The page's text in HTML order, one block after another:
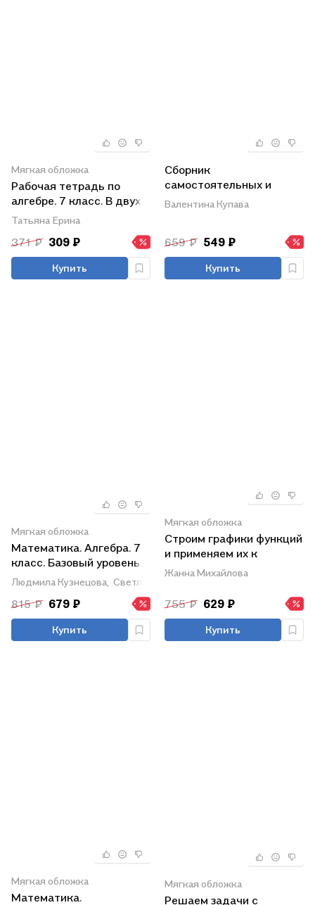
Мягкая обложка
Рабочая тетрадь по
алгебре. 7 класс. В двух
частях. Часть 2. К
учебнику Ю.Н.
Макарычева и др.
"Математика. Алгебра. 7
класс. Базовый уровень"
Татьяна Ерина
371 ₽ 309 ₽
Купить
Сборник
самостоятельных и
контрольных работ.
Алгебра. 7 класс
Валентина Купава
659 ₽ 549 ₽
Купить
Мягкая обложка
Математика. Алгебра. 7
класс. Базовый уровень.
Дидактические
материалы
Людмила Кузнецова, Светлана Суворова,
815 ₽ 679 ₽
Купить
Мягкая обложка
Строим графики функций
и применяем их к
решению
систем уравнений по
алгоритмам 7-9 классы.
Жанна Михайлова
755 ₽ 629 ₽
Купить
Мягкая обложка
Математика.
Мягкая обложка
Решаем задачи с